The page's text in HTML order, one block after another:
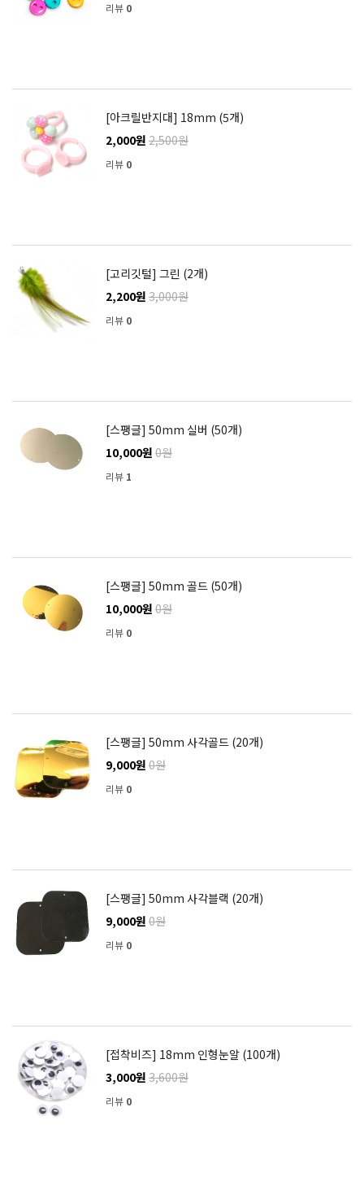
리뷰 0
[아크릴반지대] 18mm (5개)
2,000원 2,500원
리뷰 0
[고리깃털] 그린 (2개)
2,200원 3,000원
리뷰 0
[스팽글] 50mm 실버 (50개)
10,000원 0원
리뷰 1
[스팽글] 50mm 골드 (50개)
10,000원 0원
리뷰 0
[스팽글] 50mm 사각골드 (20개)
9,000원 0원
리뷰 0
[스팽글] 50mm 사각블랙 (20개)
9,000원 0원
리뷰 0
[접착비즈] 18mm 인형눈알 (100개)
3,000원 3,600원
리뷰 0